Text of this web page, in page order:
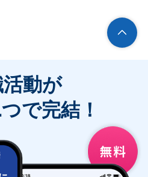
動が
つで完結！